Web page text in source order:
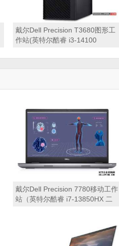
戴尔Dell Precision T3680图形工
作站(英特尔酷睿 i3-14100
PCIe固态硬盘+2TB 硬盘|集成显
戴尔Dell Precision 7780移动工作
站（英特尔酷睿 i7-13850HX 二
英寸 4K显示屏丨三年保修）